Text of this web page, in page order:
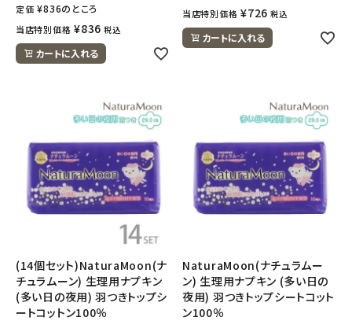
定価 ¥836のところ
当店特別価格 ¥836 税込
カートに入れる
当店特別価格 ¥726 税込
カートに入れる
(14個セット)NaturaMoon(ナ
チュラムーン) 生理用ナプキン
(多い日の夜用) 羽つきトップシ
ートコットン100％
NaturaMoon(ナチュラムー
ン) 生理用ナプキン (多い日の
夜用) 羽つきトップシートコット
ン100％